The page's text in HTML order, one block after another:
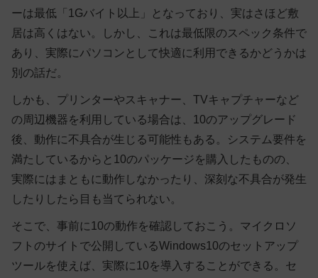
ーは最低「1Gバイト以上」となっており、実はさほど敷
居は高くはない。しかし、これは最低限のスペック条件で
あり、実際にパソコンとして快適に利用できるかどうかは
別の話だ。
しかも、プリンターやスキャナー、TVキャプチャーなど
の周辺機器を利用している場合は、10のアップグレード
後、動作に不具合が生じる可能性もある。システム要件を
満たしているからと10のパッケージを購入したものの、
実際にはまともに動作しなかったり、深刻な不具合が発生
したりしたら目も当てられない。
そこで、事前に10の動作を確認しておこう。マイクロソ
フトのサイトで公開しているWindows10のセットアップ
ツールを使えば、実際に10を導入することができる。セ